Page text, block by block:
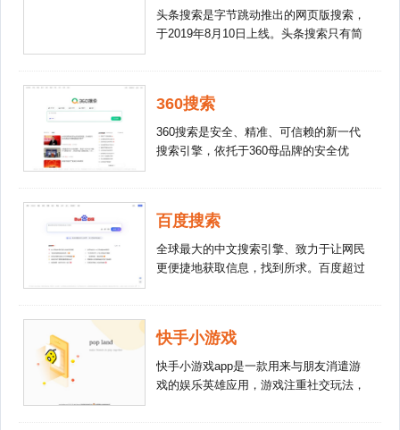
头条搜索是字节跳动推出的网页版搜索，
于2019年8月10日上线。头条搜索只有简
动作。文章提到，字节跳动已建立搜索部
门，搜索团队正在全力打造出一个理想的
搜索中台架构。而该搜索引擎是今日头
360搜索
360搜索是安全、精准、可信赖的新一代
搜索引擎，依托于360母品牌的安全优
百度搜索
全球最大的中文搜索引擎、致力于让网民
更便捷地获取信息，找到所求。百度超过
快手小游戏
快手小游戏app是一款用来与朋友消遣游
戏的娱乐英雄应用，游戏注重社交玩法，